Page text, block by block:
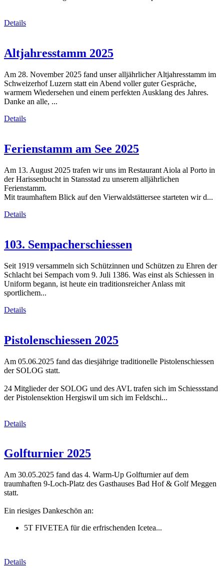
Details
Altjahresstamm 2025
Am 28. November 2025 fand unser alljährlicher Altjahresstamm im
Schweizerhof Luzern statt ein Abend voller guter Gespräche,
warmem Wiedersehen und einem perfekten Ausklang des Jahres.
Danke an alle, ...
Details
Ferienstamm am See 2025
Am 13. August 2025 trafen wir uns im Restaurant Aiola al Porto in
der Harissenbucht in Stansstad zu unserem alljährlichen
Ferienstamm.
Mit traumhaftem Blick auf den Vierwaldstättersee starteten wir d...
Details
103. Sempacherschiessen
Seit 1919 versammeln sich Schützinnen und Schützen zu Ehren der
Schlacht bei Sempach vom 9. Juli 1386. Was einst als Schiessen in
Uniform begann, ist heute ein traditionsreicher Anlass mit
sportlichem...
Details
Pistolenschiessen 2025
Am 05.06.2025 fand das diesjährige traditionelle Pistolenschiessen
der SOLOG statt.
24 Mitglieder der SOLOG und des AVL trafen sich im Schiessstand
der Pistolensektion Hergiswil um sich im Feldschi...
Details
Golfturnier 2025
Am 30.05.2025 fand das 4. Warm-Up Golfturnier auf dem
traumhaften 9-Loch-Platz des Gasthauses Bad Hof & Golf Meggen
statt.
Ein riesiges Dankeschön an:
5T FIVETEA für die erfrischenden Icetea...
Details